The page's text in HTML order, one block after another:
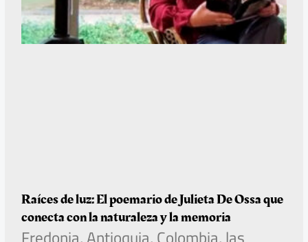
Raíces de luz: El poemario de Julieta De Ossa que
conecta con la naturaleza y la memoria